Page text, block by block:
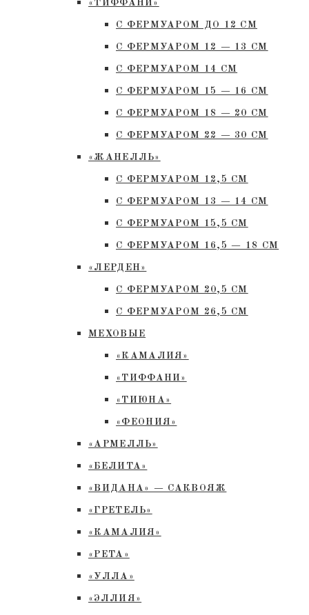
«ТИФФАНИ»
С ФЕРМУАРОМ ДО 12 СМ
С ФЕРМУАРОМ 12 — 13 СМ
С ФЕРМУАРОМ 14 СМ
С ФЕРМУАРОМ 15 — 16 СМ
C ФЕРМУАРОМ 18 — 20 СМ
С ФЕРМУАРОМ 22 — 30 СМ
«ЖАНЕЛЛЬ»
С ФЕРМУАРОМ 12,5 СМ
С ФЕРМУАРОМ 13 — 14 СМ
С ФЕРМУАРОМ 15,5 СМ
С ФЕРМУАРОМ 16,5 — 18 СМ
«ЛЕРДЕН»
С ФЕРМУАРОМ 20,5 СМ
С ФЕРМУАРОМ 26,5 СМ
МЕХОВЫЕ
«КАМАЛИЯ»
«ТИФФАНИ»
«ТИЮНА»
«ФЕОНИЯ»
«АРМЕЛЛЬ»
«БЕЛИТА»
«ВИДАНА» — САКВОЯЖ
«ГРЕТЕЛЬ»
«КАМАЛИЯ»
«РЕТА»
«УЛЛА»
«ЭЛЛИЯ»